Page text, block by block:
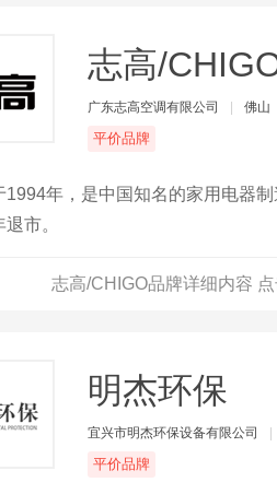
志高/
广东志高空调有限公司 佛山
平价品牌
1994年，是中国知名的家用电器
市。
志高/CHIGO品牌详细内容
明杰环保
宜兴市明杰环保设备有限公司
平价品牌